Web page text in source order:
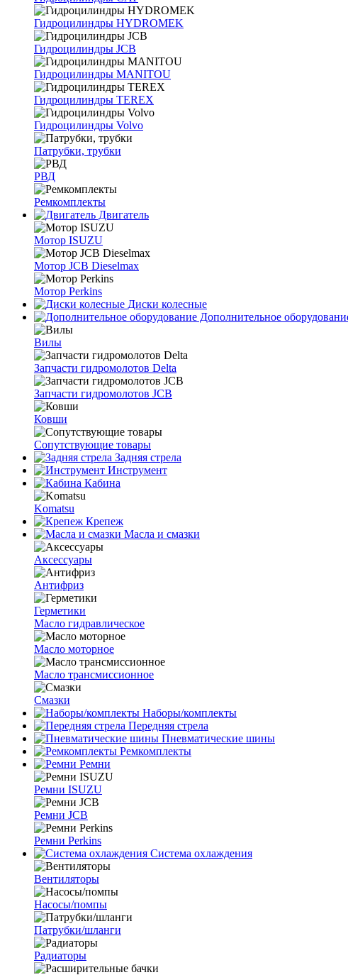
Гидроцилиндры HYDROMEK
Гидроцилиндры JCB
Гидроцилиндры MANITOU
Гидроцилиндры TEREX
Гидроцилиндры Volvo
Патрубки, трубки
РВД
Ремкомплекты
Двигатель
Мотор ISUZU
Мотор JCB Dieselmax
Мотор Perkins
Диски колесные
Дополнительное
Вилы
Запчасти гидромолотов Delta
Запчасти гидромолотов JCB
Ковши
Сопутствующие товары
Задняя стрела
Инструмент
Кабина
Komatsu
Крепеж
Масла и смазки
Аксессуары
Антифриз
Герметики
Масло гидравлическое
Масло моторное
Масло трансмиссионное
Смазки
Наборы/комплекты
Передняя стрела
Пневматические шины
Ремкомплекты
Ремни
Ремни ISUZU
Ремни JCB
Ремни Perkins
Система охлаждения
Вентиляторы
Насосы/помпы
Патрубки/шланги
Радиаторы